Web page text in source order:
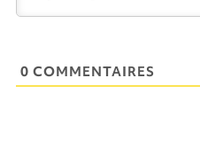
0 COMMENTAIRES